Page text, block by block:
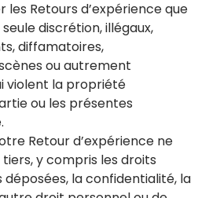
les Retours d’expérience que
discrétion, illégaux,
diffamatoires,
ou autrement
violent la propriété
ou les présentes
Retour d’expérience ne
y compris les droits
déposées, la confidentialité, la